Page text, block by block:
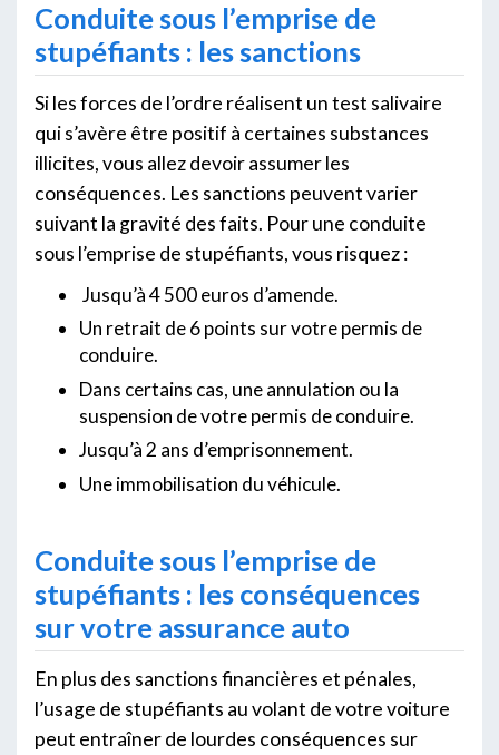
Conduite sous l’emprise de
stupéfiants : les sanctions
Si les forces de l’ordre réalisent un test salivaire
qui s’avère être positif à certaines substances
illicites, vous allez devoir assumer les
conséquences. Les sanctions peuvent varier
suivant la gravité des faits. Pour une conduite
sous l’emprise de stupéfiants, vous risquez :
Jusqu’à 4 500 euros d’amende.
Un retrait de 6 points sur votre permis de
conduire.
Dans certains cas, une annulation ou la
suspension de votre permis de conduire.
Jusqu’à 2 ans d’emprisonnement.
Une immobilisation du véhicule.
Conduite sous l’emprise de
stupéfiants : les conséquences
sur votre assurance auto
En plus des sanctions financières et pénales,
l’usage de stupéfiants au volant de votre voiture
peut entraîner de lourdes conséquences sur